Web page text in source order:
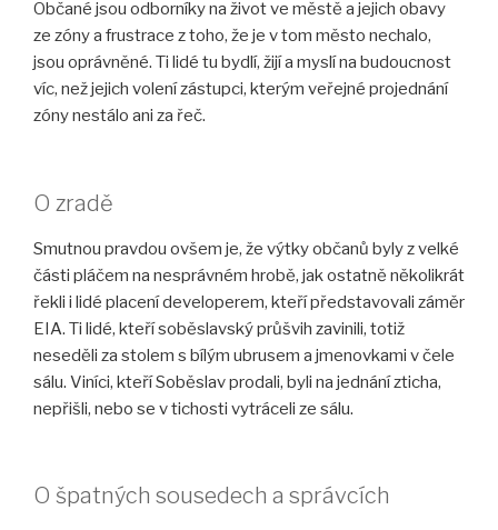
Občané jsou odborníky na život ve městě a jejich obavy
ze zóny a frustrace z toho, že je v tom město nechalo,
jsou oprávněné. Ti lidé tu bydlí, žijí a myslí na budoucnost
víc, než jejich volení zástupci, kterým veřejné projednání
zóny nestálo ani za řeč.
O zradě
Smutnou pravdou ovšem je, že výtky občanů byly z velké
části pláčem na nesprávném hrobě, jak ostatně několikrát
řekli i lidé placení developerem, kteří představovali záměr
EIA. Ti lidé, kteří soběslavský průšvih zavinili, totiž
neseděli za stolem s bílým ubrusem a jmenovkami v čele
sálu. Viníci, kteří Soběslav prodali, byli na jednání zticha,
nepřišli, nebo se v tichosti vytráceli ze sálu.
O špatných sousedech a správcích